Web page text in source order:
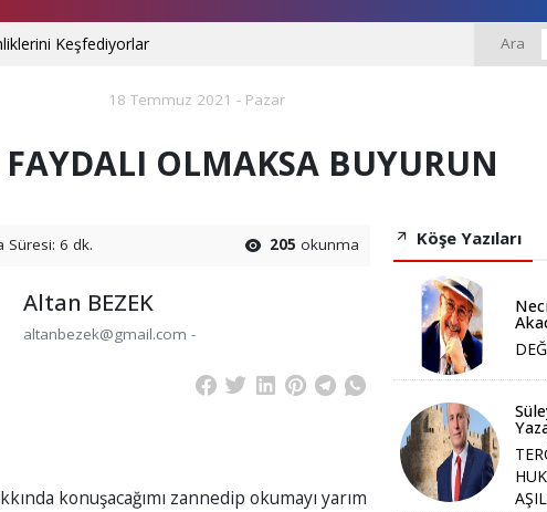
Keşfediyorlar Ara
18 Temmuz 2021 - Pazar
OLMAKSA BUYURUN
Süresi: 6 dk. 205 okunma
Altan BEZEK
altanbezek@gmail.com -
konuşacağımı zannedip okumayı yarım
Köşe Yazıları